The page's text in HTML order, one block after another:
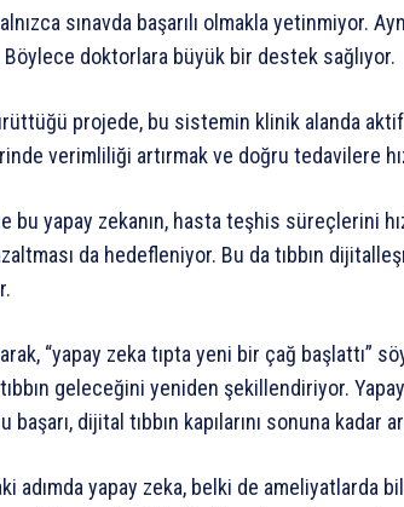
sınavda başarılı olmakla yetinmiyor.
doktorlara büyük bir destek sağlıyor.
projede, bu sistemin klinik alanda aktif
verimliliği artırmak ve doğru tedavilere
bu yapay zekanın, hasta teşhis süreçlerini
da hedefleniyor. Bu da tıbbın
“yapay zeka tıpta yeni bir çağ başlattı”
geleceğini yeniden şekillendiriyor.
başarı, dijital tıbbın kapılarını sonuna kadar
adımda yapay zeka, belki de ameliyatlarda